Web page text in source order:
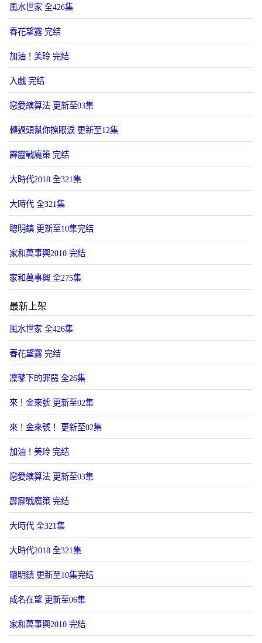
風水世家 全426集
春花望露 完结
加油！美玲 完结
入戯 完结
戀愛縯算法 更新至03集
轉過頭幫你擦眼淚 更新至12集
霹靂戰魔策 完结
大時代2018 全321集
大時代 全321集
聰明鎮 更新至10集完结
家和萬事興2010 完结
家和萬事興 全275集
最新上架
風水世家 全426集
春花望露 完结
凜鼕下的罪惡 全26集
來！金來號 更新至02集
來！金來號！ 更新至02集
加油！美玲 完结
戀愛縯算法 更新至03集
霹靂戰魔策 完结
大時代 全321集
大時代2018 全321集
聰明鎮 更新至10集完结
成名在望 更新至06集
家和萬事興2010 完结